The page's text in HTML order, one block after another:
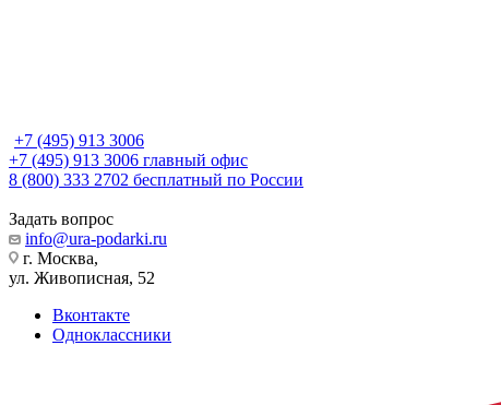
+7 (495) 913 3006
+7 (495) 913 3006 главный офис
8 (800) 333 2702 бесплатный по России
Задать вопрос
info@ura-podarki.ru
г. Москва,
ул. Живописная, 52
Вконтакте
Одноклассники